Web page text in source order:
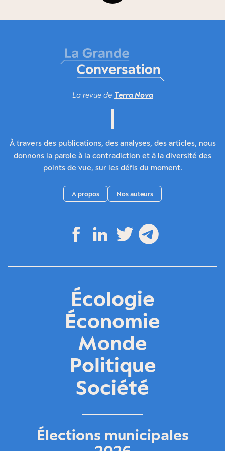
La revue de Terra Nova
À travers des publications, des analyses, des articles, nous
donnons la parole à la contradiction et à la diversité des
points de vue, sur les défis du moment.
A propos Nos auteurs
Écologie
Économie
Monde
Politique
Société
Élections municipales